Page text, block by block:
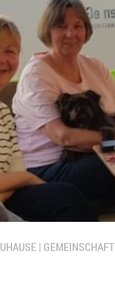
GEMEINSCHAFT